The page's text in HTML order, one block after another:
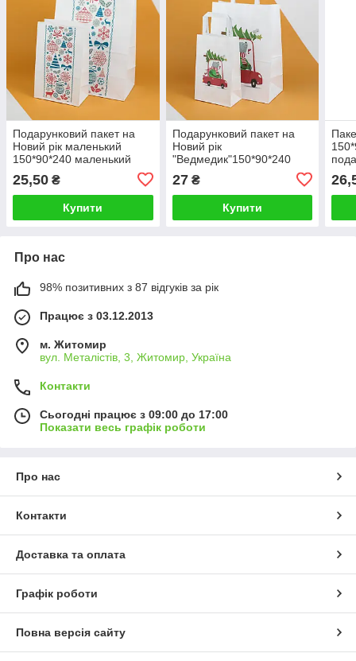
Подарунковий пакет на
Новий рік маленький
150*90*240 маленький
Упаковка для новорічних
різдвяних подарунків
"Зимовий"
25,50 ₴
Купити
Подарунковий пакет на
Новий рік
"Ведмедик"150*90*240
Упаковка для новорічних
різдвяних подарунків з
ручками
27₴
Купити
Про нас
98% позитивних з 87 відгуків за рік
Працює з 03.12.2013
м. Житомир
вул. Металістів, 3, Житомир, Україна
Контакти
Сьогодні працює з 09:00 до 17:00
Показати весь графік роботи
Про нас
Контакти
Доставка та оплата
Графік роботи
Повна версія сайту